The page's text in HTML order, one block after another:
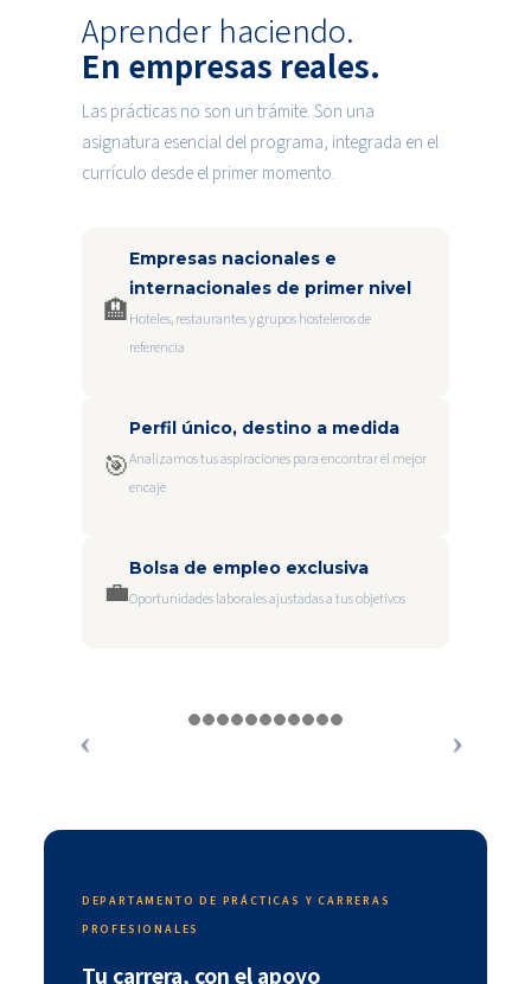
Aprender haciendo.
En empresas reales.
Las prácticas no son un trámite. Son una
asignatura esencial del programa, integrada en el
currículo desde el primer momento.
🏨
Empresas nacionales e
internacionales de primer nivel
Hoteles, restaurantes y grupos hosteleros de
referencia
🎯
Perfil único, destino a medida
Analizamos tus aspiraciones para encontrar el mejor
encaje
💼
Bolsa de empleo exclusiva
Oportunidades laborales ajustadas a tus objetivos
DEPARTAMENTO DE PRÁCTICAS Y CARRERAS
PROFESIONALES
Tu carrera, con el apoyo